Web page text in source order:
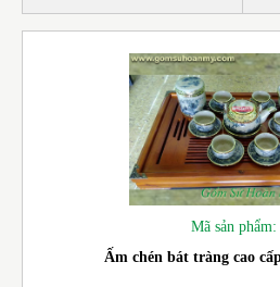
Mã sản phẩm:
Ấm chén bát tràng cao